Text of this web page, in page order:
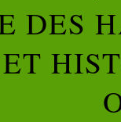
DES